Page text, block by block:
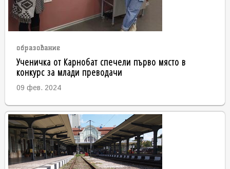
образование
Ученичка от Карнобат спечели първо място в
конкурс за млади преводачи
09 фев. 2024